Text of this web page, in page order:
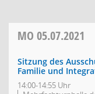
MO 05.07.2021
Sitzung des
Familie und
14:00-14:55 Uhr